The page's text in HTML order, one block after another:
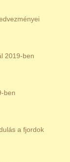
2019-ben
ben
a fjordok